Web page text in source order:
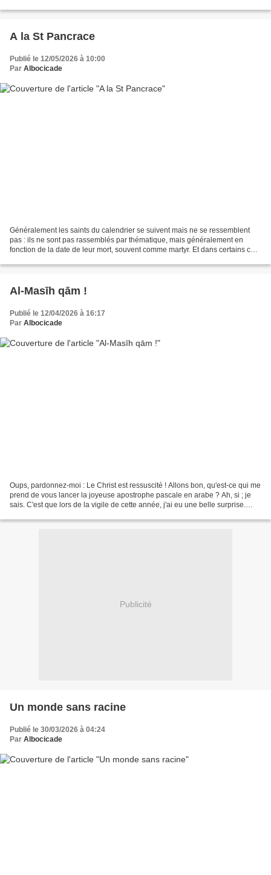
A la St Pancrace
Publié le 12/05/2026 à 10:00
Par Albocicade
Généralement les saints du calendrier se suivent mais ne se ressemblent
pas : ils ne sont pas rassemblés par thématique, mais généralement en
fonction de la date de leur mort, souvent comme martyr. Et dans certains cas,
Al-Masīh qām !
Publié le 12/04/2026 à 16:17
Par Albocicade
Oups, pardonnez-moi : Le Christ est ressuscité ! Allons bon, qu'est-ce qui me
prend de vous lancer la joyeuse apostrophe pascale en arabe ? Ah, si ; je
sais. C'est que lors de la vigile de cette année, j'ai eu une belle surprise.
Publicité
Un monde sans racine
Publié le 30/03/2026 à 04:24
Par Albocicade